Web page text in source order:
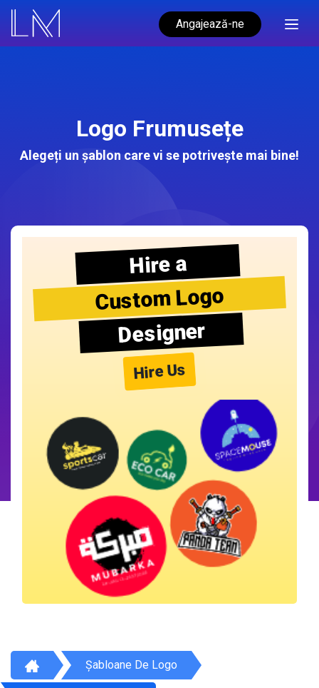
Angajează-ne
Logo Frumusețe
Alegeți un șablon care vi se potrivește mai bine!
Hire a
Custom Logo
Designer
Hire Us
Șabloane De Logo